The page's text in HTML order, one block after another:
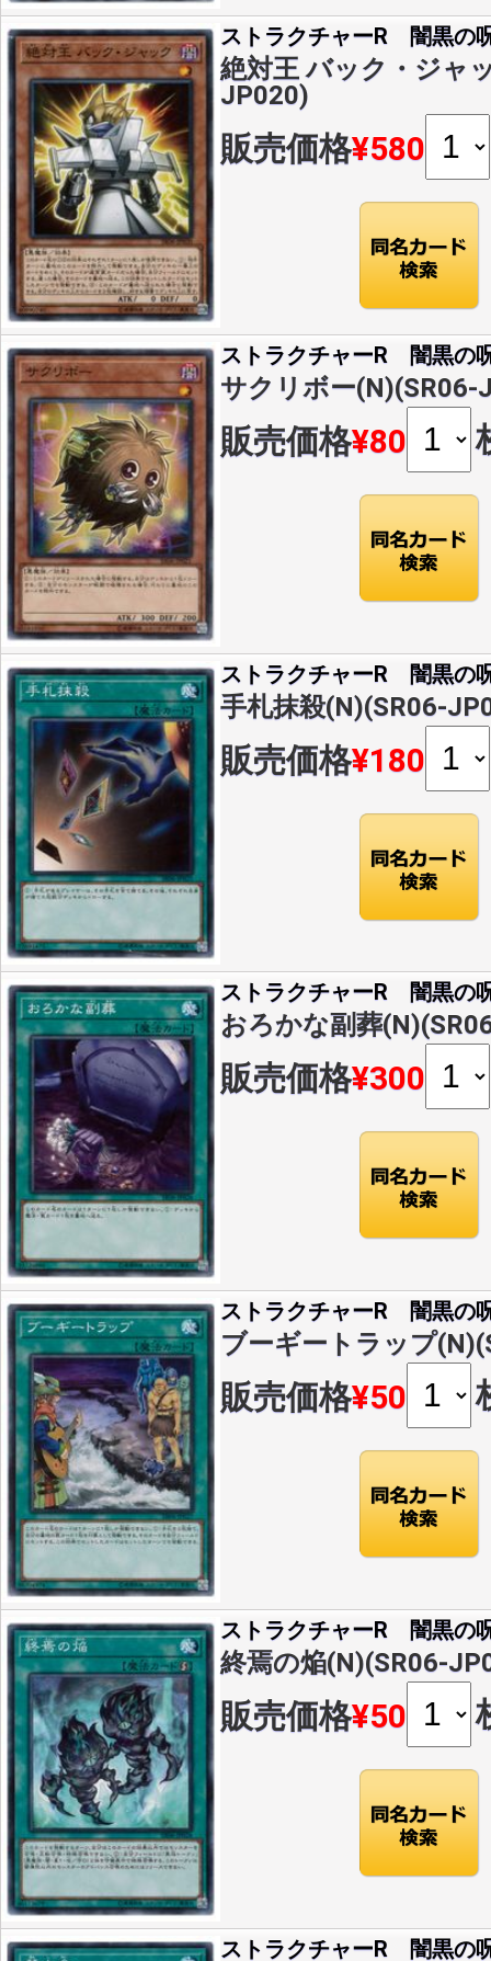
ストラクチャーR 闇黒の
絶対王 バック・ジャ
JP020)
販売価格¥580
ストラクチャーR 闇黒の
サクリボー(N)(SR06-
販売価格¥80
ストラクチャーR 闇黒の
手札抹殺(N)(SR06-
販売価格¥180
ストラクチャーR 闇黒の
おろかな副葬
販売価格¥300
ストラクチャーR 闇黒の
ブーギートラップ
販売価格¥50
ストラクチャーR 闇黒の
終焉の焔(N)(SR06-
販売価格¥50
ストラクチャーR 闇黒の